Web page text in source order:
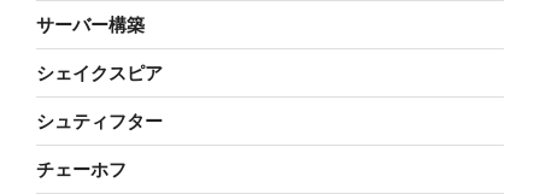
サーバー構築
シェイクスピア
シュティフター
チェーホフ